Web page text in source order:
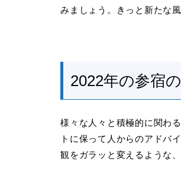
みましょう。きっと新たな
2022年の参宿
様々な人々と積極的に関わ
トに保って人からのアドバ
観をガラッと変えるような